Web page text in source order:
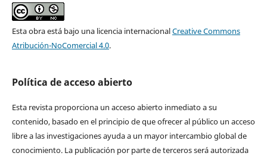
Esta obra está bajo una licencia internacionalCreative Commons
Atribución-NoComercial 4.0.
Política de acceso abierto
Esta revista proporciona un acceso abierto inmediato a su
contenido, basado en el principio de que ofrecer al público un acceso
libre a las investigaciones ayuda a un mayor intercambio global de
conocimiento. La publicación por parte de terceros será autorizada